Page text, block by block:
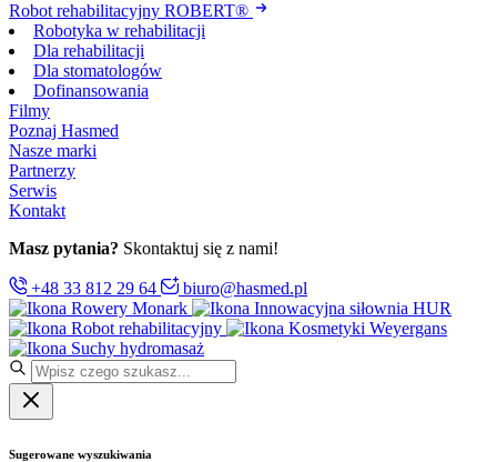
Robot rehabilitacyjny ROBERT®
Robotyka w rehabilitacji
Dla rehabilitacji
Dla stomatologów
Dofinansowania
Filmy
Poznaj Hasmed
Nasze marki
Partnerzy
Serwis
Kontakt
Masz pytania? Skontaktuj się z nami!
+48 33 812 29 64
biuro@hasmed.pl
Rowery Monark
Innowacyjna siłownia HUR
Robot rehabilitacyjny
Kosmetyki Weyergans
Suchy hydromasaż
Sugerowane wyszukiwania